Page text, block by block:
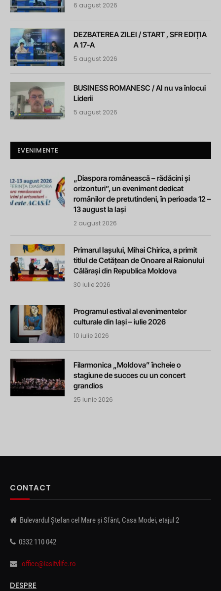
6 august 2026
DEZBATEREA ZILEI / START , SFR EDIȚIA
A 17-A
5 august 2026
BUSINESS ROMANESC / AI nu va înlocui
Liderii
5 august 2026
EVENIMENTE
„Diaspora românească – rădăcini și
orizonturi”, un eveniment dedicat
românilor de pretutindeni, în perioada 12 –
13 august la Iași
2 august 2026
Primarul Iașului, Mihai Chirica, a primit
titlul de Cetățean de Onoare al Raionului
Călărași din Republica Moldova
30 iulie 2026
Programul estival al evenimentelor
culturale din Iași – iulie 2026
10 iulie 2026
Filarmonica „Moldova” încheie o
stagiune de succes cu un concert
grandios
25 iunie 2026
CONTACT
Bulevardul Ștefan cel Mare și Sfânt, Casa Modei, etajul 2
0332 110 042
office@iasitvlife.ro
DESPRE